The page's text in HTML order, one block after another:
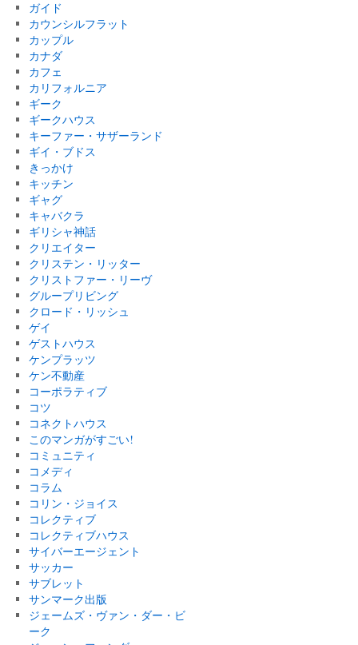
ガイド
カウンシルフラット
カップル
カナダ
カフェ
カリフォルニア
ギーク
ギークハウス
キーファー・サザーランド
ギイ・ブドス
きっかけ
キッチン
ギャグ
キャバクラ
ギリシャ神話
クリエイター
クリステン・リッター
クリストファー・リーヴ
グループリビング
クロード・リッシュ
ゲイ
ゲストハウス
ケンプラッツ
ケン不動産
コーポラティブ
コツ
コネクトハウス
このマンガがすごい!
コミュニティ
コメディ
コラム
コリン・ジョイス
コレクティブ
コレクティブハウス
サイバーエージェント
サッカー
サブレット
サンマーク出版
ジェームズ・ヴァン・ダー・ビ
ーク